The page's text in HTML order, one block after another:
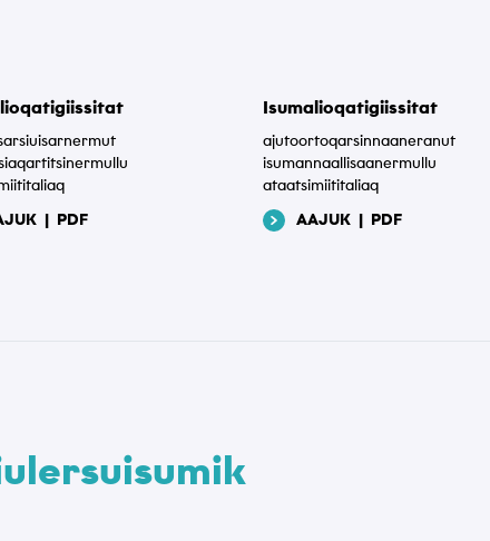
| PDF
Isumalioqatigiissitat
ajutoortoqarsinnaaneranut
isumannaallisaanermullu
ataatsimiititaliaq
AAJUK | PDF